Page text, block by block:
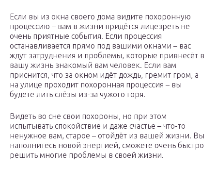
Если вы из окна своего дома видите похоронную
процессию – вам в жизни придётся лицезреть не
очень приятные события. Если процессия
останавливается прямо под вашими окнами – вас
ждут затруднения и проблемы, которые привнесёт в
вашу жизнь знакомый вам человек. Если вам
приснится, что за окном идёт дождь, гремит гром, а
на улице проходит похоронная процессия – вы
будете лить слёзы из-за чужого горя.
Видеть во сне свои похороны, но при этом
испытывать спокойствие и даже счастье – что-то
ненужное вам, старое – отойдёт из вашей жизни. Вы
наполнитесь новой энергией, сможете очень быстро
решить многие проблемы в своей жизни.